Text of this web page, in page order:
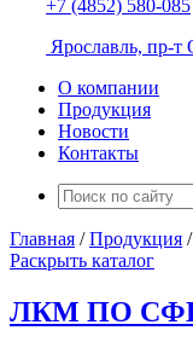
+7 (4852) 580-085
Ярославль, пр-т
О компании
Продукция
Новости
Контакты
Главная /Продукция /
Раскрыть каталог
ЛКМ ПО